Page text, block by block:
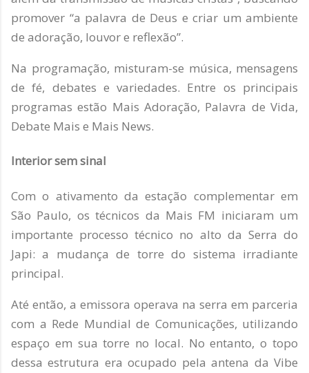
promover “a palavra de Deus e criar um ambiente
de adoração, louvor e reflexão”.
Na programação, misturam-se música, mensagens
de fé, debates e variedades. Entre os principais
programas estão Mais Adoração, Palavra de Vida,
Debate Mais e Mais News.
Interior sem sinal
Com o ativamento da estação complementar em
São Paulo, os técnicos da Mais FM iniciaram um
importante processo técnico no alto da Serra do
Japi: a mudança de torre do sistema irradiante
principal.
Até então, a emissora operava na serra em parceria
com a Rede Mundial de Comunicações, utilizando
espaço em sua torre no local. No entanto, o topo
dessa estrutura era ocupado pela antena da Vibe